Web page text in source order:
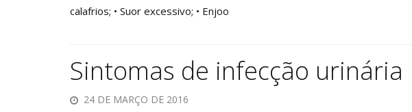
calafrios; • Suor excessivo; • Enjoo
Sintomas de infecção urinária
24 DE MARÇO DE 2016